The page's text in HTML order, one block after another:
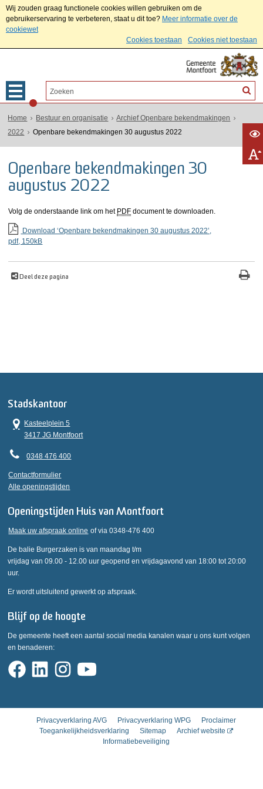
Wij zouden graag functionele cookies willen gebruiken om de
gebruikerservaring te verbeteren, staat u dit toe? Meer informatie over de
cookiewet
Cookies toestaan
Cookies niet toestaan
Home Bestuur en organisatie
Archief Openbare bekendmakingen
2022
Openbare bekendmakingen 30 augustus 2022
Openbare bekendmakingen 30
augustus 2022
Volg de onderstaande link om het PDF document te downloaden.
Download ‘Openbare bekendmakingen 30 augustus 2022’,
pdf, 150kB
Deel deze pagina
Stadskantoor
Kasteelplein 5
3417 JG Montfoort
0348 476 400
Contactformulier
Alle openingstijden
Openingstijden Huis van Montfoort
Maak uw afspraak online of via 0348-476 400
De balie Burgerzaken is van maandag t/m
vrijdag van 09.00 - 12.00 uur geopend en vrijdagavond van 18:00 tot 20:00
uur.
Er wordt uitsluitend gewerkt op afspraak.
Blijf op de hoogte
De gemeente heeft een aantal social media kanalen waar u ons kunt volgen
en benaderen:
Privacyverklaring AVG Privacyverklaring WPG
Proclaimer
Toegankelijkheidsverklaring
Sitemap
Archief website
Informatiebeveiliging